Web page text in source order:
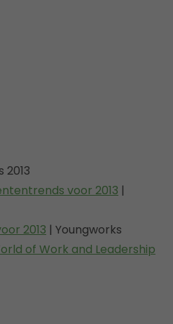
voor 2013 |
2013 | Youngworks
of Work and Leadership